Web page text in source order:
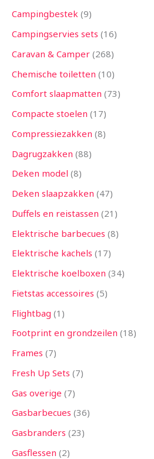
Campingbestek 9
Campingservies sets 16
Caravan & Camper 268
Chemische toiletten 10
Comfort slaapmatten 73
Compacte stoelen 17
Compressiezakken 8
Dagrugzakken 88
Deken model 8
Deken slaapzakken 47
Duffels en reistassen 21
Elektrische barbecues 8
Elektrische kachels 17
Elektrische koelboxen 34
Fietstas accessoires 5
Flightbag 1
Footprint en grondzeilen 18
Frames 7
Fresh Up Sets 7
Gas overige 7
Gasbarbecues 36
Gasbranders 23
Gasflessen 2